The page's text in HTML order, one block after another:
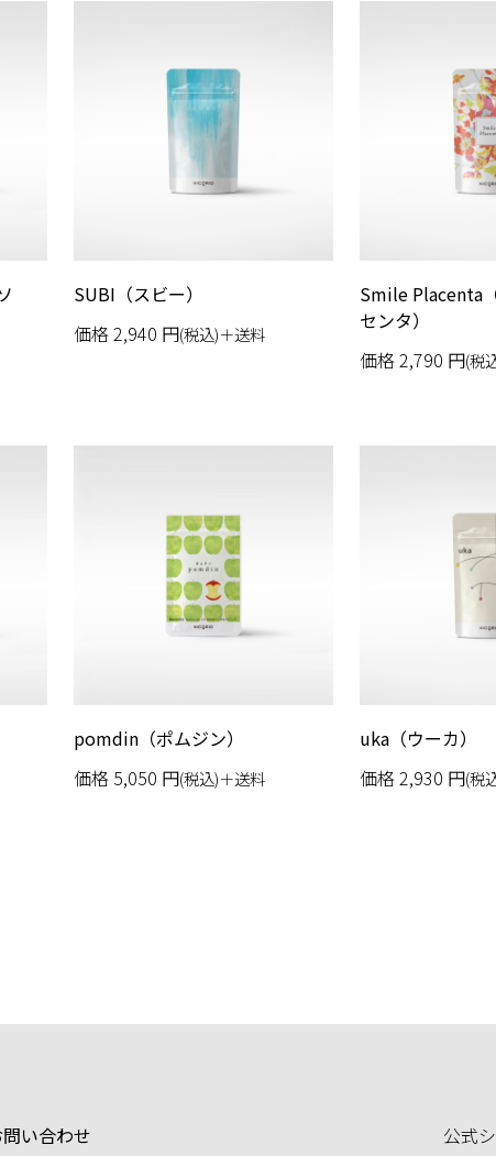
SUBI（スビー）
価格2,940 円(税込)＋送料
Smile Placenta
センタ）
価格2,790 円(税
pomdin（ポムジン）
価格 5,050 円(税込)＋送料
uka（ウーカ）
価格2,930 円(税
い合わせ 公式